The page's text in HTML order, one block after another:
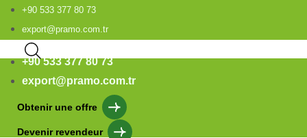
+90 533 377 80 73
export@pramo.com.tr
+90 533 377 80 73
export@pramo.com.tr
Obtenir une offre
Devenir revendeur